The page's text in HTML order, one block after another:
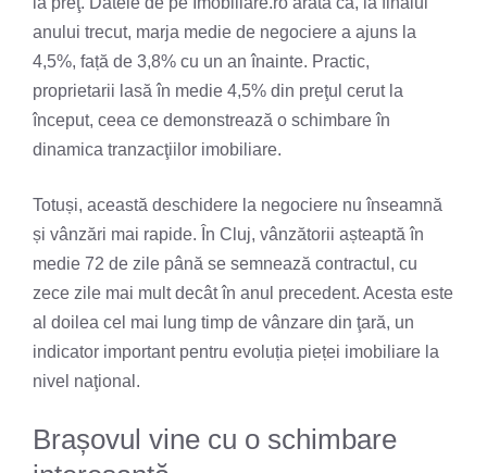
anului trecut, marja medie de negociere a ajuns la
4,5%, față de 3,8% cu un an înainte. Practic,
proprietarii lasă în medie 4,5% din preţul cerut la
început, ceea ce demonstrează o schimbare în
dinamica tranzacţiilor imobiliare.
Totuși, această deschidere la negociere nu înseamnă
și vânzări mai rapide. În Cluj, vânzătorii așteaptă în
medie 72 de zile până se semnează contractul, cu
zece zile mai mult decât în anul precedent. Acesta este
al doilea cel mai lung timp de vânzare din ţară, un
indicator important pentru evoluția pieței imobiliare la
nivel naţional.
Brașovul vine cu o schimbare